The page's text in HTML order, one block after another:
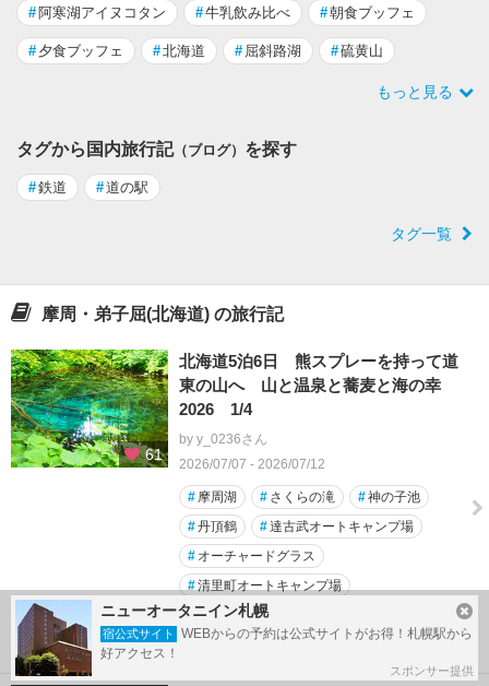
# 阿寒湖アイヌコタン #牛乳飲み比べ #朝食ブッフェ
# 夕食ブッフェ #北海道 # 屈斜路湖 #硫黄山
もっと見る
タグから国内旅行記（ブログ） を探す
#鉄道 #道の駅
タグ一覧
摩周・弟子屈(北海道) の旅行記
61
北海道5泊6日 熊スプレーを持って道
東の山へ 山と温泉と蕎麦と海の幸
2026 1/4
by y_0236さん
2026/07/07 - 2026/07/12
# 摩周湖 # さくらの滝 #神の子池
#丹頂鶴 #達古武オートキャンプ場
# オーチャードグラス
#清里町オートキャンプ場
#川湯ビジターセンター
川湯温泉駅
ニューオータニイン札幌
宿公式サイト
WEBからの予約は公式サイトがお得！札幌駅から
好アクセス！
スポンサー提供